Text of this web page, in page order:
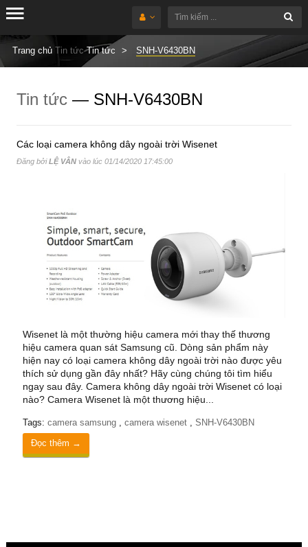
Trang chủ Tin tức Tin tức SNH-V6430BN
Tin tức — SNH-V6430BN
Các loại camera không dây ngoài trời Wisenet
Đăng bởiLỆ VÂN vào lúc 01/14/2020 17:45:00
Wisenet là một thường hiệu camera mới thay thế thương
hiệu camera quan sát Samsung cũ. Dòng sản phẩm này
hiện nay có loại camera không dây ngoài trời nào được yêu
thích sử dụng gần đây nhất? Hãy cùng chúng tôi tìm hiểu
ngay sau đây. Camera không dây ngoài trời Wisenet có loại
nào? Camera Wisenet là một thương hiệu...
Tags: camera samsung camera wisenet
SNH-V6430BN
Đọc thêm →